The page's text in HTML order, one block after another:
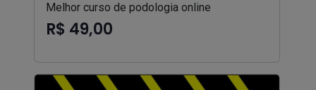
Melhor curso de podologia online
R$ 49,00